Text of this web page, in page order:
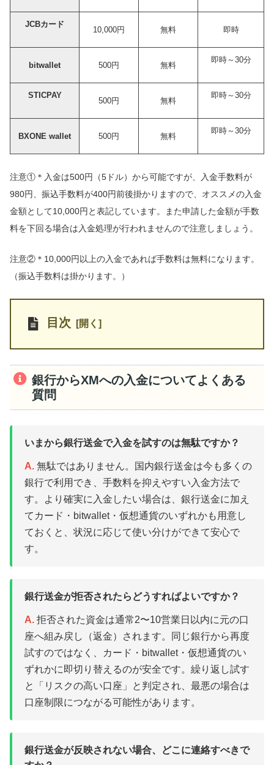
JCBカード
10,000円 無料 即時
bitwallet 500円 無料
即時～30分
STICPAY
500円 無料
即時～30分
BXONE wallet 500円 無料
即時～30分
注意①＊入金は500円（5ドル）から可能ですが、入金手数料が
980円、振込手数料が400円前後掛かりますので、オススメの入金
金額として10,000円と表記しています。また申請した金額が手数
料を下回る場合は入金処理が行われませんので注意しましょう。
注意②＊10,000円以上の入金であれば手数料は無料になります。
（振込手数料は掛かります。）
目次
銀行からXMへの入金についてよくある
質問
いまから銀行送金で入金を試すのは無駄ですか？
A. 無駄ではありません。国内銀行送金は今も多くの
銀行で利用でき、手数料を抑えやすい入金方法で
す。より確実に入金したい場合は、銀行送金に加え
てカード・bitwallet・仮想通貨のいずれかも用意し
ておくと、状況に応じて使い分けができて安心で
す。
銀行送金が拒否されたらどうすればよいですか？
A. 拒否された資金は通常2〜10営業日以内に元の口
座へ組み戻し（返金）されます。同じ銀行から再度
試すのではなく、カード・bitwallet・仮想通貨のい
ずれかに即切り替えるのが安全です。繰り返し試す
と「リスクの高い口座」と判定され、最悪の場合は
口座制限につながる可能性があります。
銀行送金が反映されない場合、どこに連絡すべきで